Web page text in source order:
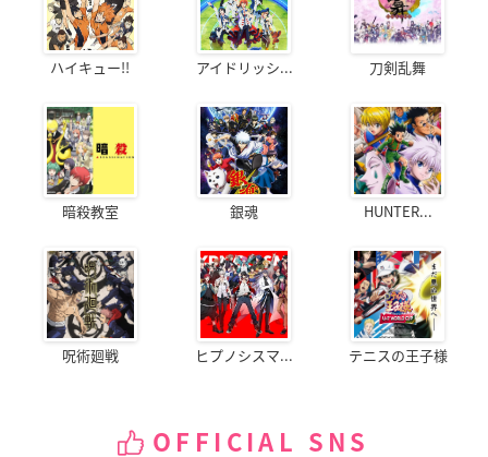
ハイキュー!! アイドリッシ... 刀剣乱舞
暗殺教室 銀魂 HUNTER...
呪術廻戦 ヒプノシスマ... テニスの王子様
OFFICIAL SNS